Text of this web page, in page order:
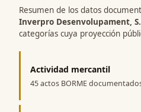
Resumen de los datos
Inverpro Desenvolupament,
categorías cuya proyección
Actividad mercantil
45 actos BORME